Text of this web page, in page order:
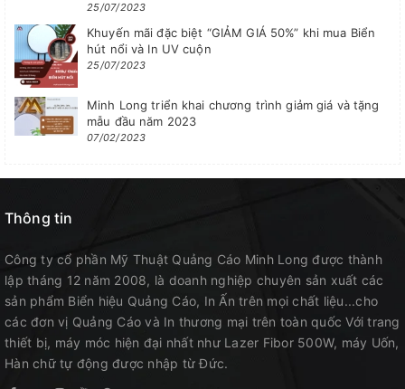
25/07/2023
Khuyến mãi đặc biệt “GIẢM GIÁ 50%” khi mua Biển
hút nổi và In UV cuộn
25/07/2023
Minh Long triển khai chương trình giảm giá và tặng
mẫu đầu năm 2023
07/02/2023
Thông tin
Công ty cổ phần Mỹ Thuật Quảng Cáo Minh Long được thành
lập tháng 12 năm 2008, là doanh nghiệp chuyên sản xuất các
sản phẩm Biển hiệu Quảng Cáo, In Ấn trên mọi chất liệu...cho
các đơn vị Quảng Cáo và In thương mại trên toàn quốc Với trang
thiết bị, máy móc hiện đại nhất như Lazer Fibor 500W, máy Uốn,
Hàn chữ tự động được nhập từ Đức.